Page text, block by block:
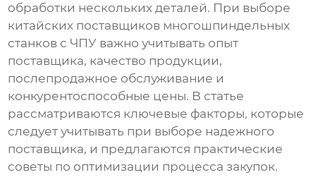
обработки нескольких деталей. При выборе
китайских поставщиков многошпиндельных
станков с ЧПУ важно учитывать опыт
поставщика, качество продукции,
послепродажное обслуживание и
конкурентоспособные цены. В статье
рассматриваются ключевые факторы, которые
следует учитывать при выборе надежного
поставщика, и предлагаются практические
советы по оптимизации процесса закупок.